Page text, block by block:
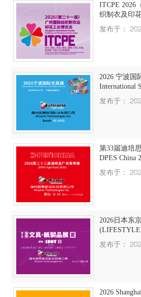
ITCPE 2026
织制衣及印
发布于：
2026 宁波国
International
发布于：
第33届迪培
DPES China
发布于：
2026日本东
(LIFESTYLE
发布于：
2026